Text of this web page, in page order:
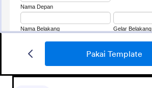
Pakai Template
Persyaratan Verifikasi Klub/